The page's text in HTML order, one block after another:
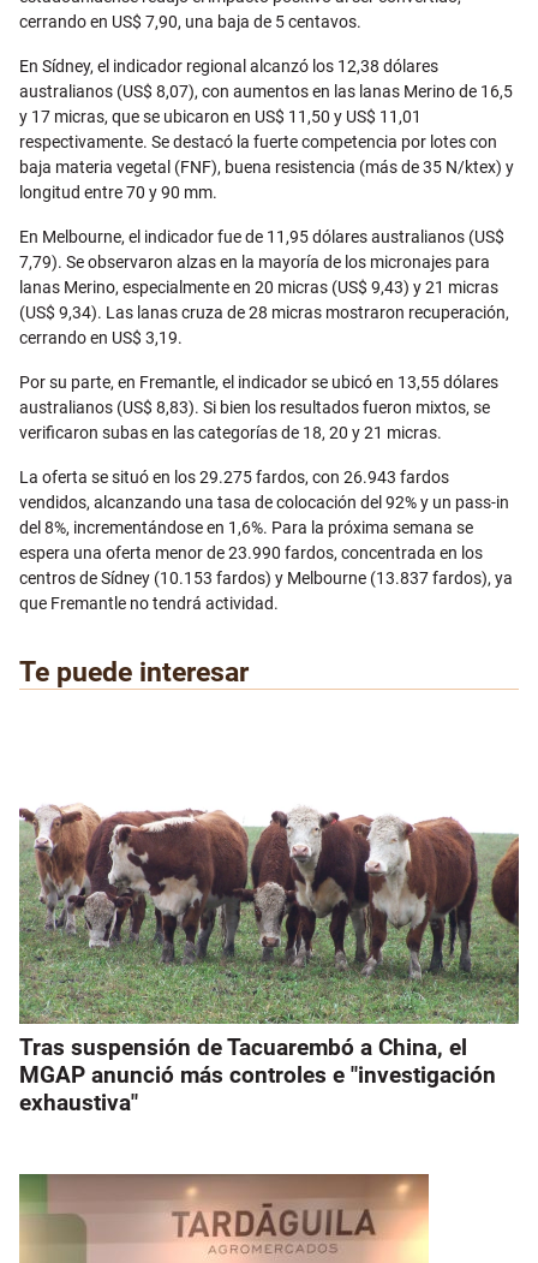
cerrando en US$ 7,90, una baja de 5 centavos.
En Sídney, el indicador regional alcanzó los 12,38 dólares
australianos (US$ 8,07), con aumentos en las lanas Merino de 16,5
y 17 micras, que se ubicaron en US$ 11,50 y US$ 11,01
respectivamente. Se destacó la fuerte competencia por lotes con
baja materia vegetal (FNF), buena resistencia (más de 35 N/ktex) y
longitud entre 70 y 90 mm.
En Melbourne, el indicador fue de 11,95 dólares australianos (US$
7,79). Se observaron alzas en la mayoría de los micronajes para
lanas Merino, especialmente en 20 micras (US$ 9,43) y 21 micras
(US$ 9,34). Las lanas cruza de 28 micras mostraron recuperación,
cerrando en US$ 3,19.
Por su parte, en Fremantle, el indicador se ubicó en 13,55 dólares
australianos (US$ 8,83). Si bien los resultados fueron mixtos, se
verificaron subas en las categorías de 18, 20 y 21 micras.
La oferta se situó en los 29.275 fardos, con 26.943 fardos
vendidos, alcanzando una tasa de colocación del 92% y un pass-in
del 8%, incrementándose en 1,6%. Para la próxima semana se
espera una oferta menor de 23.990 fardos, concentrada en los
centros de Sídney (10.153 fardos) y Melbourne (13.837 fardos), ya
que Fremantle no tendrá actividad.
Te puede interesar
Tras suspensión de Tacuarembó a China, el
MGAP anunció más controles e "investigación
exhaustiva"